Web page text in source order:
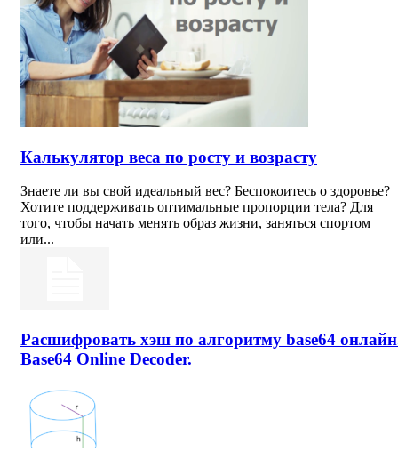
Калькулятор веса по росту и возрасту
Знаете ли вы свой идеальный вес? Беспокоитесь о здоровье?
Хотите поддерживать оптимальные пропорции тела? Для
того, чтобы начать менять образ жизни, заняться спортом
или...
Расшифровать хэш по алгоритму base64
Base64 Online Decoder.